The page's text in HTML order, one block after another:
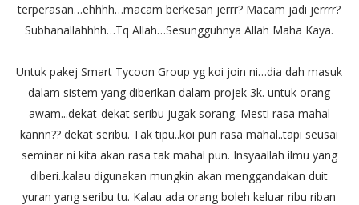
terperasan…ehhhh…macam berkesan jerrr? Macam jadi jerrrr?
Subhanallahhhh…Tq Allah…Sesungguhnya Allah Maha Kaya.
Untuk pakej Smart Tycoon Group yg koi join ni…dia dah masuk
dalam sistem yang diberikan dalam projek 3k. untuk orang
awam...dekat-dekat seribu jugak sorang. Mesti rasa mahal
kannn?? dekat seribu. Tak tipu..koi pun rasa mahal..tapi seusai
seminar ni kita akan rasa tak mahal pun. Insyaallah ilmu yang
diberi..kalau digunakan mungkin akan menggandakan duit
yuran yang seribu tu. Kalau ada orang boleh keluar ribu riban